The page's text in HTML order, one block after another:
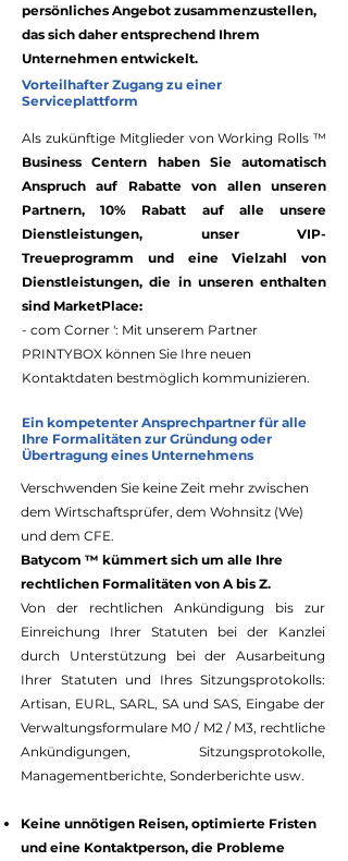
persönliches Angebot zusammenzustellen,
das sich daher entsprechend Ihrem
Unternehmen entwickelt.
Vorteilhafter Zugang zu einer
Serviceplattform
Als zukünftige Mitglieder von Working Rolls ™
Business Centern haben Sie automatisch
Anspruch auf Rabatte von allen unseren
Partnern, 10% Rabatt auf alle unsere
Dienstleistungen, unser VIP-
Treueprogramm und eine Vielzahl von
Dienstleistungen, die in unseren enthalten
sind MarketPlace​:
- com Corner ': Mit unserem Partner
PRINTYBOX können Sie Ihre neuen
Kontaktdaten bestmöglich kommunizieren.
Ein kompetenter Ansprechpartner für alle
Ihre Formalitäten zur Gründung oder
Übertragung eines Unternehmens
Verschwenden Sie keine Zeit mehr zwischen
dem Wirtschaftsprüfer, dem Wohnsitz (We)
und dem CFE.
Batycom ™ kümmert sich um alle Ihre
rechtlichen Formalitäten von A bis Z.
Von der rechtlichen Ankündigung bis zur
Einreichung Ihrer Statuten bei der Kanzlei
durch Unterstützung bei der Ausarbeitung
Ihrer Statuten und Ihres Sitzungsprotokolls:
Artisan, EURL, SARL, SA und SAS, Eingabe der
Verwaltungsformulare M0 / M2 / M3, rechtliche
Ankündigungen, Sitzungsprotokolle,
Managementberichte, Sonderberichte usw.
Keine unnötigen Reisen, optimierte Fristen
und eine Kontaktperson, die Probleme